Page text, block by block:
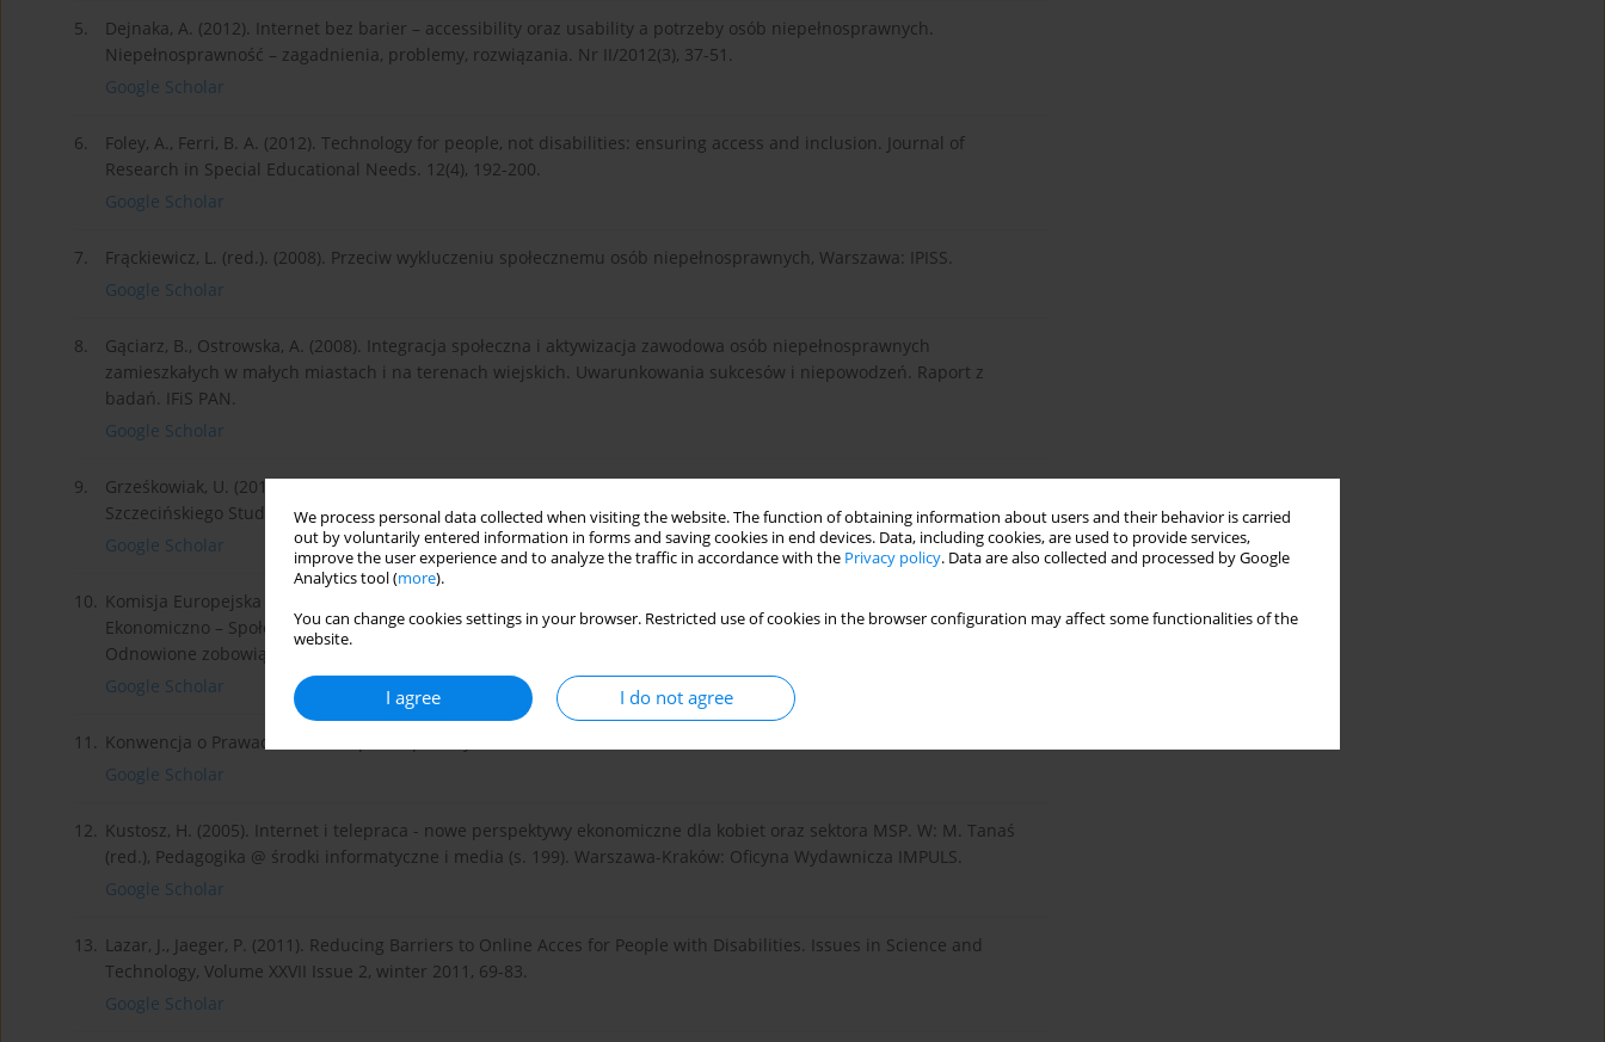
We process personal data collected when visiting the website. The function of obtaining information about users and their behavior is carried
out by voluntarily entered information in forms and saving cookies in end devices. Data, including cookies, are used to provide services,
improve the user experience and to analyze the traffic in accordance with the Privacy policy. Data are also collected and processed by Google
Analytics tool (more).
You can change cookies settings in your browser. Restricted use of cookies in the browser configuration may affect some functionalities of the
website.
I agree I do not agree
5.
Dejnaka, A. (2012). Internet bez barier – accessibility oraz usability a potrzeby osób niepełnosprawnych.
Niepełnosprawność – zagadnienia, problemy, rozwiązania. Nr II/2012(3), 37-51.
Google Scholar
6.
Foley, A., Ferri, B. A. (2012). Technology for people, not disabilities: ensuring access and inclusion. Journal of
Research in Special Educational Needs. 12(4), 192-200.
Google Scholar
7.
Frąckiewicz, L. (red.). (2008). Przeciw wykluczeniu społecznemu osób niepełnosprawnych, Warszawa: IPISS.
Google Scholar
8.
Gąciarz, B., Ostrowska, A. (2008). Integracja społeczna i aktywizacja zawodowa osób niepełnosprawnych
zamieszkałych w małych miastach i na terenach wiejskich. Uwarunkowania sukcesów i niepowodzeń. Raport z
badań. IFiS PAN.
Google Scholar
9.
Grześkowiak, U. (2010). Internet i niepełnosprawni w społeczeństwie informacyjnym. Zeszyty Naukowe Uniwersytetu
Szczecińskiego Studia Informatica nr 26.
Google Scholar
10. Komisja Europejska (2010). Komunikat Komisji do Parlamentu Europejskiego, Rady Europejskiego Komitetu
Ekonomiczno – Społecznego i Komitetu Regionów. Europejska strategia w sprawie niepełnosprawności 2010-2020:
Odnowione zobowiązanie do budowania Europy bez barier. Komisja Europejska 15.11.2010.
Google Scholar
11. Konwencja o Prawach Osób Niepełnosprawnych z 2006 roku. Dz.U. 25.10.2012. Poz. 1169.
Google Scholar
12. Kustosz, H. (2005). Internet i telepraca - nowe perspektywy ekonomiczne dla kobiet oraz sektora MSP. W: M. Tanaś
(red.), Pedagogika @ środki informatyczne i media (s. 199). Warszawa-Kraków: Oficyna Wydawnicza IMPULS.
Google Scholar
13. Lazar, J., Jaeger, P. (2011). Reducing Barriers to Online Acces for People with Disabilities. Issues in Science and
Technology, Volume XXVII Issue 2, winter 2011, 69-83.
Google Scholar